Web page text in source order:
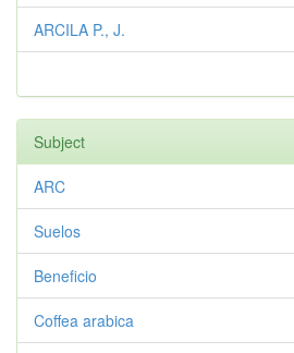
ARCILA P., J.
Subject
ARC
Suelos
Beneficio
Coffea arabica